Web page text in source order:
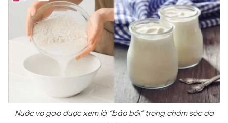
Nước vo gạo được xem là “bảo bối” trong chăm sóc da